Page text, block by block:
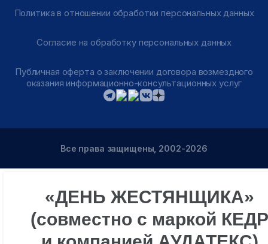
Политика в отношении обработки персональных данных
Согласие на обработку персональных данных
Публичная оферта о заключении договора возмездного
оказания информационно-консультационных услуг
Все права защищены, 2002-2026